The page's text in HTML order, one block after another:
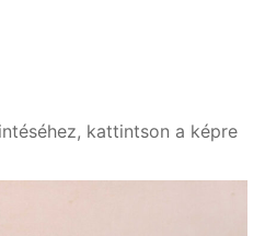
kattintson a képre